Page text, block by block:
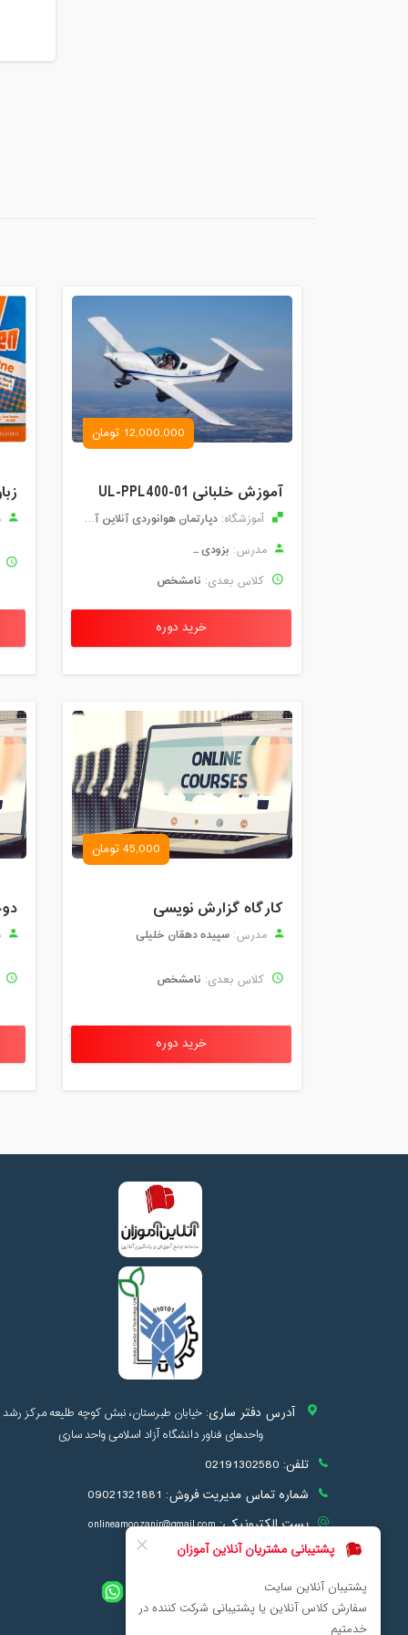
12,000,000 تومان
آموزش خلبانی UL-PPL400-01
آموزشگاه: دپارتمان هوانوردی آنلاین آموزان
مدرس: بزودی ...
کلاس بعدی: نامشخص
خرید دوره
45,000 تومان
کارگاه گزارش نویسی
مدرس: سپیده دهقان خلیلی
کلاس بعدی: نامشخص
خرید دوره
آدرس دفتر ساری: خیابان طبرستان، نبش کوچه طلیعه مرکز رشد
واحدهای فناور دانشگاه آزاد اسلامی واحد ساری
تلفن: 02191302580
شماره تماس مدیریت فروش: 09021321881
پست الکترونیکی:onlineamoozanir@gmail.com
info@onlineamoozan.ir